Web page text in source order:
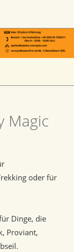
Magic
oder für
Dinge, die
Proviant,